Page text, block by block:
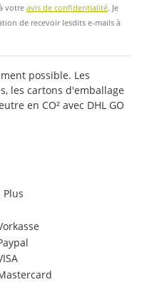
votre avis de confidentialité. Je
de recevoir lesdits e-mails à
possible. Les
les cartons d'emballage
en CO² avec DHL GO